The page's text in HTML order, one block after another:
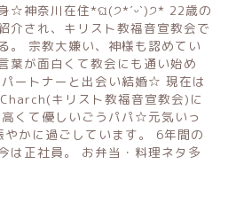
☆神奈川在住*ଘ(੭*ˊᵕˋ)੭* 22歳の
介され、キリスト教福音宣教会で
。 宗教大嫌い、神様も認めてい
葉が面白くて教会にも通い始め
ートナーと出会い結婚☆ 現在は
キリスト教福音宣教会)に
くて優しいごうパパ☆元気いっ
かに過ごしています。 6年間の
は正社員。 お弁当・料理ネタ多